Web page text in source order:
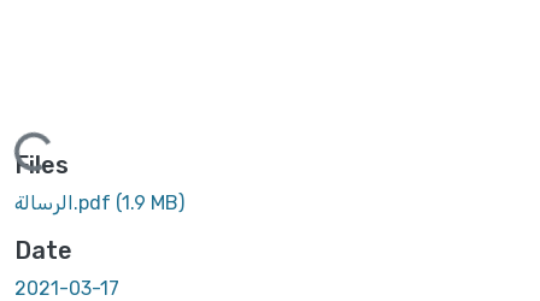
Loading...
Files
الرسالة.pdf (1.9 MB)
Date
2021-03-17